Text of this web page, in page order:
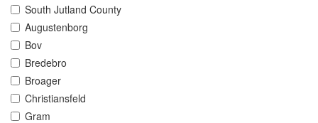
South Jutland County
Augustenborg
Bov
Bredebro
Broager
Christiansfeld
Gram